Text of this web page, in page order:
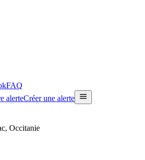
FAQ
alerteCréer une alerte
Occitanie